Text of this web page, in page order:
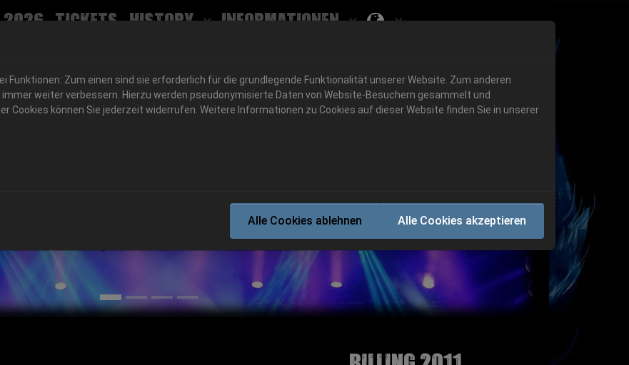
2026 Tickets History Informationen
Submenu for "Informationen"
06.-08. August 2026
Schlotheim, Flugplatz Obermehler
Funktionen: Zum einen sind sie erforderlich für die grundlegende Funktionalität unserer Website. Zum anderen
weiter verbessern. Hierzu werden pseudonymisierte Daten von Website-Besuchern gesammelt und
Cookies können Sie jederzeit widerrufen. Weitere Informationen zu Cookies auf dieser Website finden Sie in unserer
Alle Cookies ablehnen Alle Cookies akzeptieren